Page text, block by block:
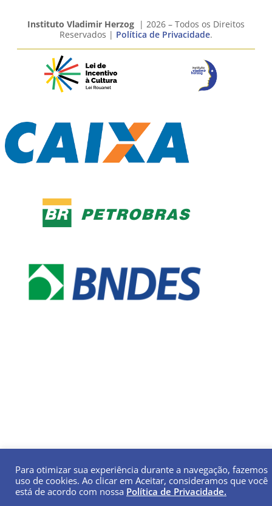
Instituto Vladimir Herzog | 2026 – Todos os Direitos
Reservados | Política de Privacidade.
Para otimizar sua experiência durante a navegação, fazemos
uso de cookies. Ao clicar em Aceitar, consideramos que você
está de acordo com nossa Política de Privacidade.